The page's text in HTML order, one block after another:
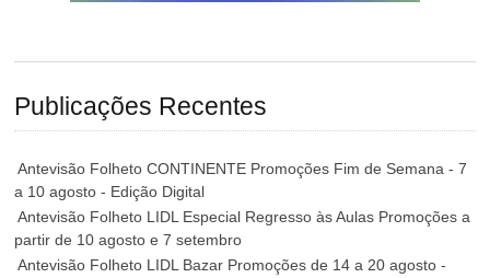
Publicações Recentes
Antevisão Folheto CONTINENTE Promoções Fim de Semana - 7
a 10 agosto - Edição Digital
Antevisão Folheto LIDL Especial Regresso às Aulas Promoções a
partir de 10 agosto e 7 setembro
Antevisão Folheto LIDL Bazar Promoções de 14 a 20 agosto -